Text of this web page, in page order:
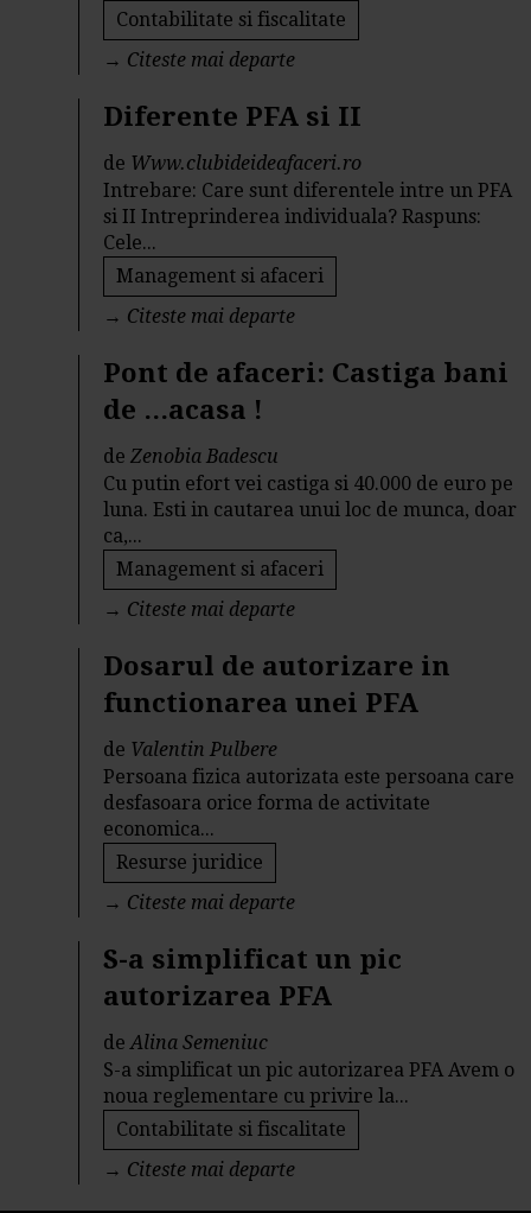
Contabilitate si fiscalitate
→ Citeste mai departe
Diferente PFA si II
de Www.clubideideafaceri.ro
Intrebare: Care sunt diferentele intre un PFA
si II Intreprinderea individuala? Raspuns:
Cele...
Management si afaceri
→ Citeste mai departe
Pont de afaceri: Castiga bani
de ...acasa !
deZenobia Badescu
Cu putin efort vei castiga si 40.000 de euro pe
luna. Esti in cautarea unui loc de munca, doar
ca,...
Management si afaceri
→ Citeste mai departe
Dosarul de autorizare in
functionarea unei PFA
de Valentin Pulbere
Persoana fizica autorizata este persoana care
desfasoara orice forma de activitate
economica...
Resurse juridice
→ Citeste mai departe
S-a simplificat un pic
autorizarea PFA
deAlina Semeniuc
S-a simplificat un pic autorizarea PFA Avem o
noua reglementare cu privire la...
Contabilitate si fiscalitate
→ Citeste mai departe